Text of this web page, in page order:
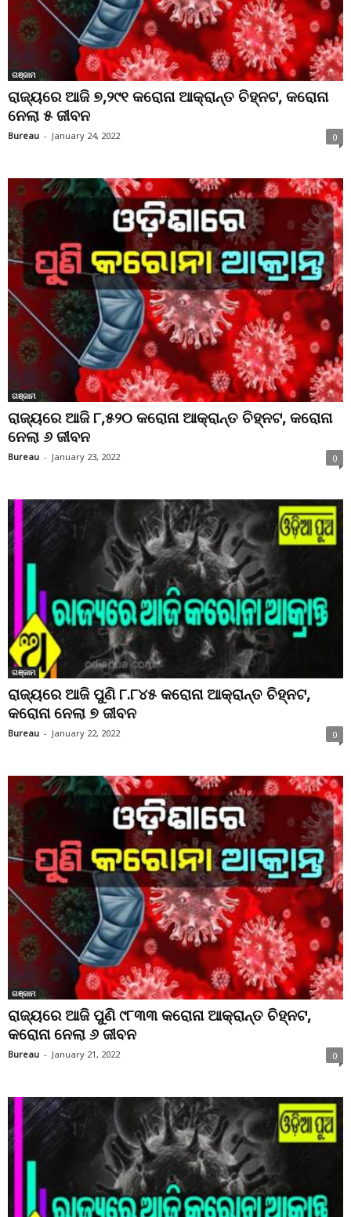
ଗଞ୍ଜାମ
ରାଜ୍ୟରେ ଆଜି ୭,୨୯୧ କରୋନା ଆକ୍ରାନ୍ତ ଚିହ୍ନଟ, କରୋନା
ନେଲା ୫ ଜୀବନ
Bureau - January 24, 2022 0
ଗଞ୍ଜାମ
ରାଜ୍ୟରେ ଆଜି ୮,୫୨୦ କରୋନା ଆକ୍ରାନ୍ତ ଚିହ୍ନଟ, କରୋନା
ନେଲା ୬ ଜୀବନ
Bureau - January 23, 2022 0
ଗଞ୍ଜାମ
ରାଜ୍ୟରେ ଆଜି ପୁଣି ୮.୮୪୫ କରୋନା ଆକ୍ରାନ୍ତ ଚିହ୍ନଟ,
କରୋନା ନେଲା ୭ ଜୀବନ
Bureau - January 22, 2022 0
ଗଞ୍ଜାମ
ରାଜ୍ୟରେ ଆଜି ପୁଣି ୯୮୩୩ କରୋନା ଆକ୍ରାନ୍ତ ଚିହ୍ନଟ,
କରୋନା ନେଲା ୬ ଜୀବନ
Bureau - January 21, 2022 0